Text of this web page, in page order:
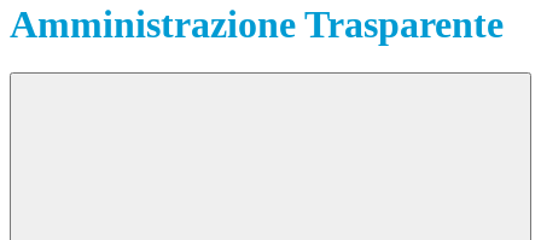
Amministrazione Trasparente